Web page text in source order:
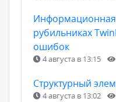
рубильниках
ошибок
4 августа в 13:15
Структурный
4 августа в 13:02